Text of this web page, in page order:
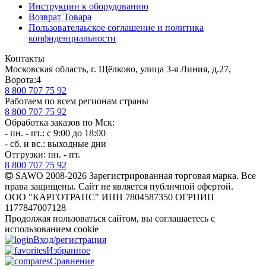
Инструкции к оборудованию
Возврат Товара
Пользователаьское соглашение и политика
конфиденциальности
Контакты
Московская область, г. Щёлково, улица 3-я Линия, д.27,
Ворота:4
8 800 707 75 92
Работаем по всем регионам страны
8 800 707 75 92
Обработка заказов по Мск:
- пн. - пт.: с 9:00 до 18:00
- сб. и вс.: выходные дни
Отгрузки: пн. - пт.
8 800 707 75 92
SAWO 2008-2026 Зарегистрированная торговая марка. Все
права защищены. Сайт не является публичной офертой.
ООО "КАРГОТРАНС" ИНН 7804587350 ОГРНИП
1177847007128
Продолжая пользоваться сайтом, вы соглашаетесь с
использованием cookie
Вход/регистрация
Избранное
Сравнение